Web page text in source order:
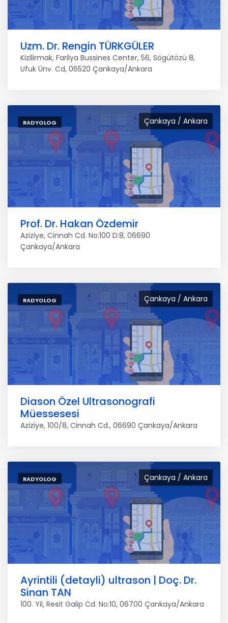
Uzm. Dr. Rengin TÜRKGÜLER
Kizilirmak, Farilya Bussines Center, 56, Sögütözü 8,
Ufuk Ünv. Cd, 06520 Çankaya/Ankara
Çankaya / Ankara
RADYOLOG
Prof. Dr. Hakan Özdemir
Aziziye, Cinnah Cd. No:100 D:8, 06690
Çankaya/Ankara
Çankaya / Ankara
RADYOLOG
Diason Özel Ultrasonografi
Müessesesi
Aziziye, 100/8, Cinnah Cd., 06690 Çankaya/Ankara
Çankaya / Ankara
RADYOLOG
Ayrintili (detayli) ultrason | Doç. Dr.
Sinan TAN
100. Yil, Resit Galip Cd. No:10, 06700 Çankaya/Ankara